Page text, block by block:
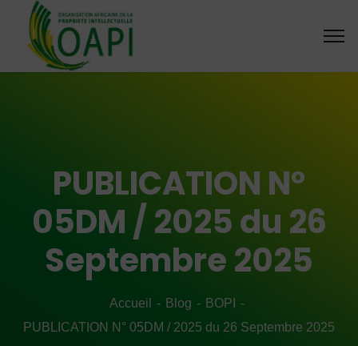
PUBLICATION N°
05DM / 2025 du 26
Septembre 2025
Accueil Blog
BOPI
PUBLICATION N° 05DM / 2025 du 26 Septembre 2025